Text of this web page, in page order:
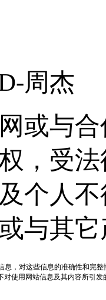
周杰
或与
，受
个人
与其
息，对这些信息的准确性和完
对使用网站信息及其内容所引